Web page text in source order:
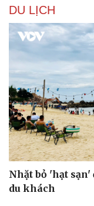
DU LỊCH
Nhặt bỏ 'hạt
du khách